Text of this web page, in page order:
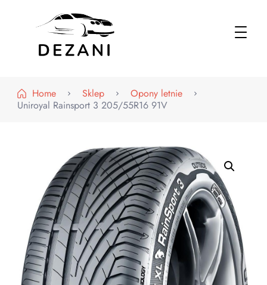
Home
Sklep
Opony letnie
Uniroyal Rainsport 3 205/55R16 91V